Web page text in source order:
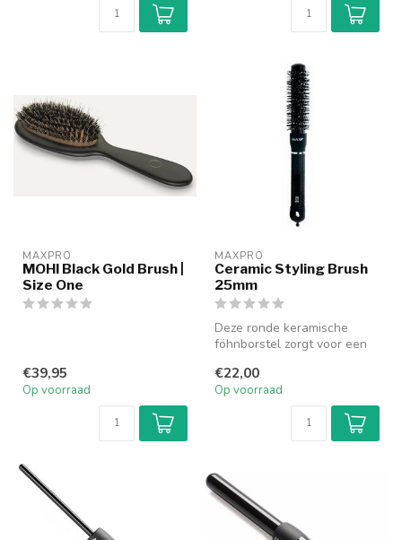
MAXPRO
MOHI Black Gold Brush |
Size One
€39,95
Op voorraad
MAXPRO
Ceramic Styling Brush
25mm
Deze ronde keramische
föhnborstel zorgt voor een
in c...
€22,00
Op voorraad